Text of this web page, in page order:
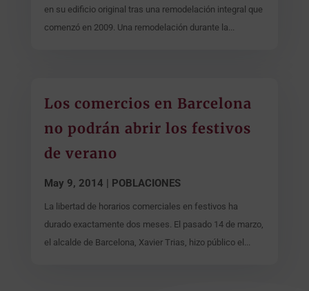
en su edificio original tras una remodelación integral que
comenzó en 2009. Una remodelación durante la...
Los comercios en Barcelona
no podrán abrir los festivos
de verano
May 9, 2014 | POBLACIONES
La libertad de horarios comerciales en festivos ha
durado exactamente dos meses. El pasado 14 de marzo,
el alcalde de Barcelona, Xavier Trias, hizo público el...